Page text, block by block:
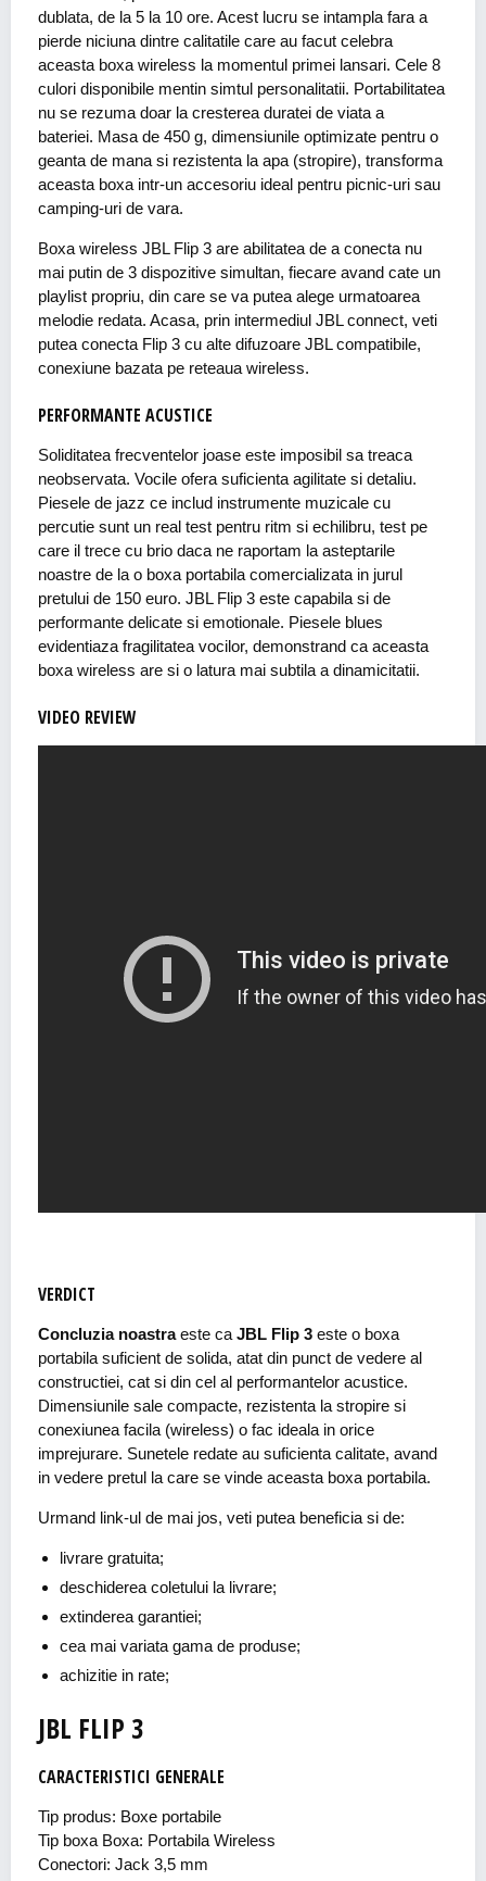
dublata, de la 5 la 10 ore. Acest lucru se intampla fara a
pierde niciuna dintre calitatile care au facut celebra
aceasta boxa wireless la momentul primei lansari. Cele 8
culori disponibile mentin simtul personalitatii. Portabilitatea
nu se rezuma doar la cresterea duratei de viata a
bateriei. Masa de 450 g, dimensiunile optimizate pentru o
geanta de mana si rezistenta la apa (stropire), transforma
aceasta boxa intr-un accesoriu ideal pentru picnic-uri sau
camping-uri de vara.
Boxa wireless JBL Flip 3 are abilitatea de a conecta nu
mai putin de 3 dispozitive simultan, fiecare avand cate un
playlist propriu, din care se va putea alege urmatoarea
melodie redata. Acasa, prin intermediul JBL connect, veti
putea conecta Flip 3 cu alte difuzoare JBL compatibile,
conexiune bazata pe reteaua wireless.
PERFORMANTE ACUSTICE
Soliditatea frecventelor joase este imposibil sa treaca
neobservata. Vocile ofera suficienta agilitate si detaliu.
Piesele de jazz ce includ instrumente muzicale cu
percutie sunt un real test pentru ritm si echilibru, test pe
care il trece cu brio daca ne raportam la asteptarile
noastre de la o boxa portabila comercializata in jurul
pretului de 150 euro. JBL Flip 3 este capabila si de
performante delicate si emotionale. Piesele blues
evidentiaza fragilitatea vocilor, demonstrand ca aceasta
boxa wireless are si o latura mai subtila a dinamicitatii.
VIDEO REVIEW
VERDICT
Concluzia noastraeste ca JBL Flip 3 este o boxa
portabila suficient de solida, atat din punct de vedere al
constructiei, cat si din cel al performantelor acustice.
Dimensiunile sale compacte, rezistenta la stropire si
conexiunea facila (wireless) o fac ideala in orice
imprejurare. Sunetele redate au suficienta calitate, avand
in vedere pretul la care se vinde aceasta boxa portabila.
Urmand link-ul de mai jos, veti putea beneficia si de:
livrare gratuita;
deschiderea coletului la livrare;
extinderea garantiei;
cea mai variata gama de produse;
achizitie in rate;
JBL FLIP 3
CARACTERISTICI GENERALE
Tip produs: Boxe portabile
Tip boxa Boxa: Portabila Wireless
Conectori: Jack 3,5 mm